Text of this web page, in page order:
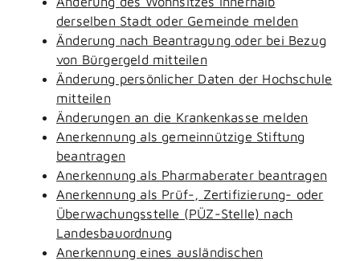
derselben Stadt oder Gemeinde melden
Änderung nach Beantragung oder bei Bezug
von Bürgergeld mitteilen
Änderung persönlicher Daten der Hochschule
mitteilen
Änderungen an die Krankenkasse melden
Anerkennung als gemeinnützige Stiftung
beantragen
Anerkennung als Pharmaberater beantragen
Anerkennung als Prüf-, Zertifizierung- oder
Überwachungsstelle (PÜZ-Stelle) nach
Landesbauordnung
Anerkennung eines ausländischen